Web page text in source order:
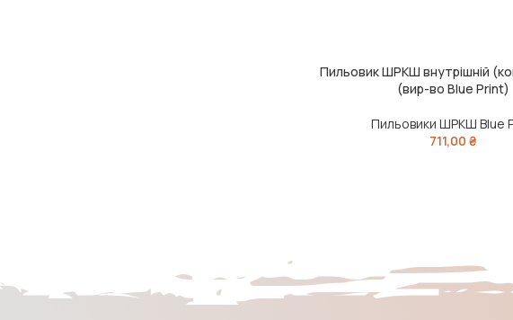
ДОДАТИ В КОШИК
Пильовик ШРКШ внутрішній
(вир-во Blue Print)
Пильовики ШРКШ Blue
711,00 ₴